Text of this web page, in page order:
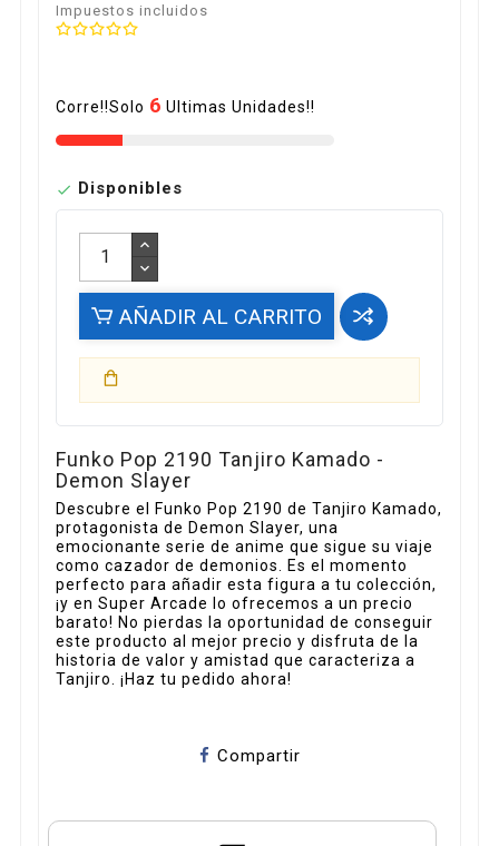
Impuestos incluidos
Corre!!Solo 6 Ultimas Unidades!!
 Disponibles
AÑADIR AL CARRITO
Funko Pop 2190 Tanjiro Kamado -
Demon Slayer
Descubre el Funko Pop 2190 de Tanjiro Kamado,
protagonista de Demon Slayer, una
emocionante serie de anime que sigue su viaje
como cazador de demonios. Es el momento
perfecto para añadir esta figura a tu colección,
¡y en Super Arcade lo ofrecemos a un precio
barato! No pierdas la oportunidad de conseguir
este producto al mejor precio y disfruta de la
historia de valor y amistad que caracteriza a
Tanjiro. ¡Haz tu pedido ahora!
Compartir